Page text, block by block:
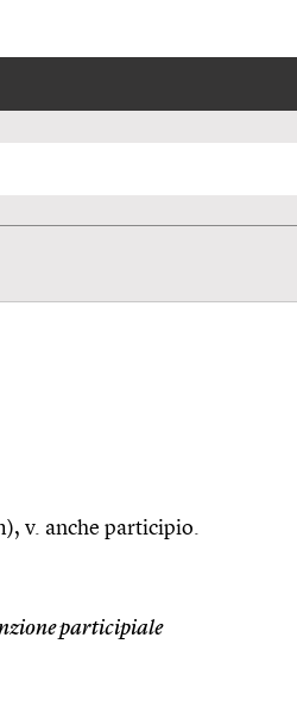
v. anche participio.
participiale